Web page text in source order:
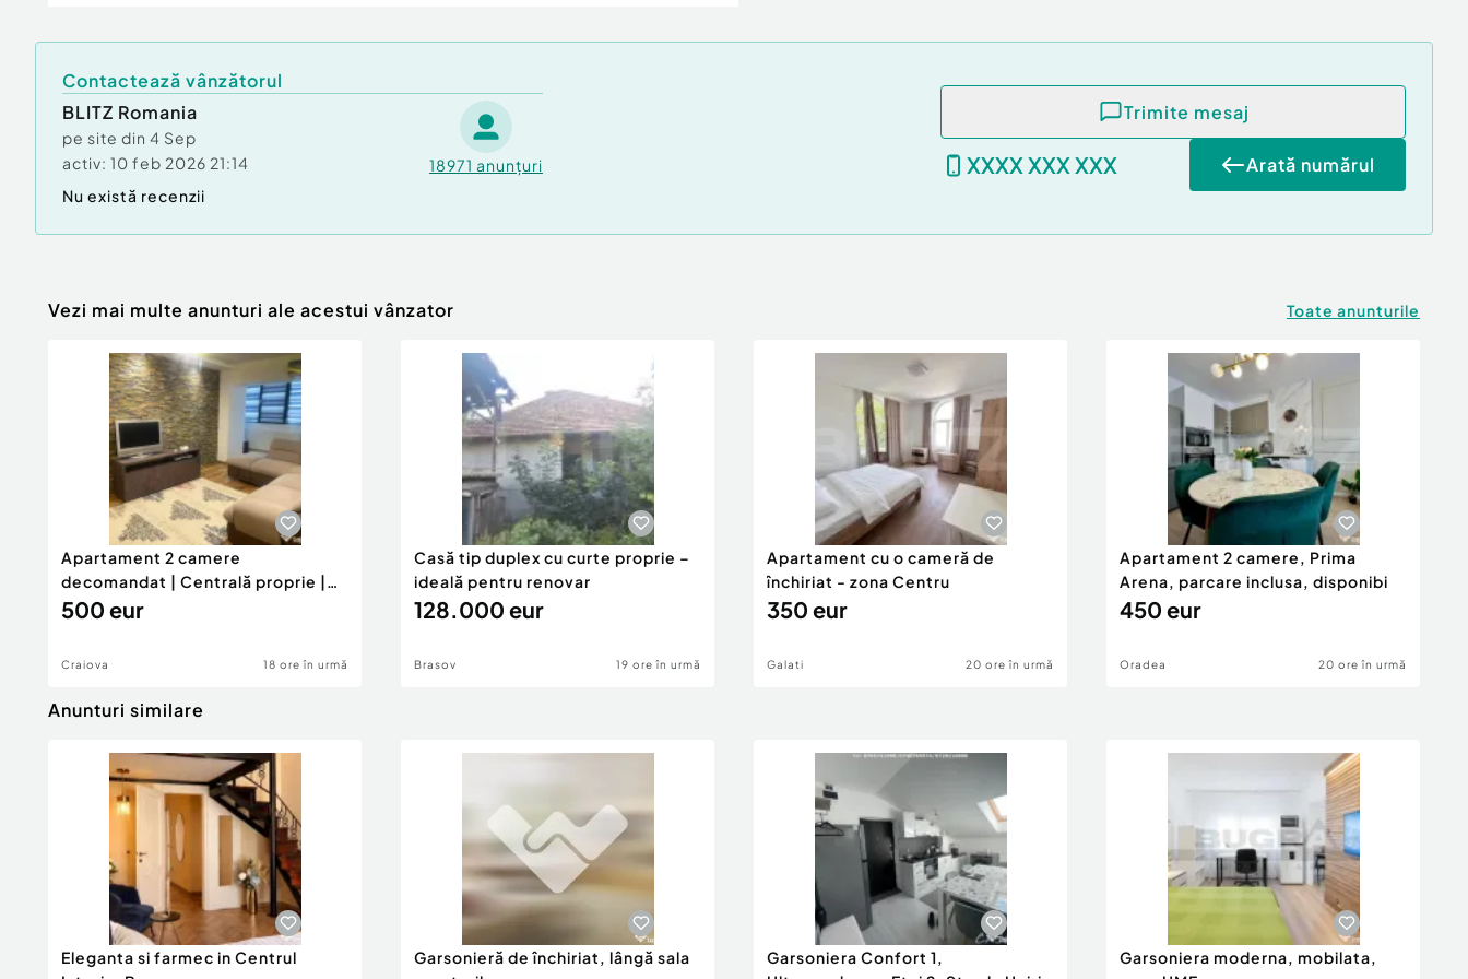
Contactează vânzătorul
BLITZ Romania
pe site din 4 Sep
activ: 10 feb 2026 21:14 18971 anunțuri
Nu există recenzii
Trimite mesaj
XXXX XXX XXX Arată numărul
Vezi mai multe anunturi ale acestui vânzator Toate anunturile
Apartament 2 camere
decomandat | Centrală proprie |
60 mp |
500 eur
Craiova 18 ore în urmă
Casă tip duplex cu curte proprie –
ideală pentru renovar
128.000 eur
Brasov 19 ore în urmă
Apartament cu o cameră de
închiriat - zona Centru
350 eur
Galati 20 ore în urmă
Apartament 2 camere, Prima
Arena, parcare inclusa, disponibi
450 eur
Oradea 20 ore în urmă
Anunturi similare
Eleganta si farmec in Centrul
Garsonieră de închiriat, lângă sala
Garsoniera Confort 1,
Garsoniera moderna, mobilata,